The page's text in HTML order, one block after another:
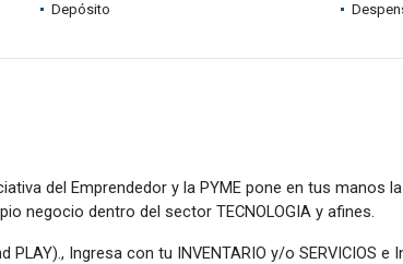
Depósito
del Emprendedor y la PYME pone en tus manos
negocio dentro del sector TECNOLOGIA y afines.
Ingresa con tu INVENTARIO y/o SERVICIOS e